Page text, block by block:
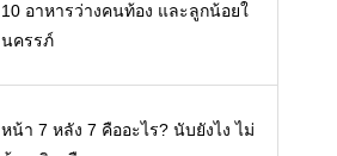
10 อาหารว่างคนท้อง และลูกน้อยใ
นครรภ์
หน้า 7 หลัง 7 คืออะไร? นับยังไง ไม่